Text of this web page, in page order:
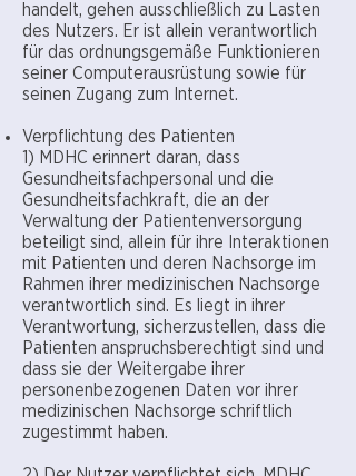
handelt, gehen ausschließlich zu Lasten
des Nutzers. Er ist allein verantwortlich
für das ordnungsgemäße Funktionieren
seiner Computerausrüstung sowie für
seinen Zugang zum Internet.
Verpflichtung des Patienten
1) MDHC erinnert daran, dass
Gesundheitsfachpersonal und die
Gesundheitsfachkraft, die an der
Verwaltung der Patientenversorgung
beteiligt sind, allein für ihre Interaktionen
mit Patienten und deren Nachsorge im
Rahmen ihrer medizinischen Nachsorge
verantwortlich sind. Es liegt in ihrer
Verantwortung, sicherzustellen, dass die
Patienten anspruchsberechtigt sind und
dass sie der Weitergabe ihrer
personenbezogenen Daten vor ihrer
medizinischen Nachsorge schriftlich
zugestimmt haben.